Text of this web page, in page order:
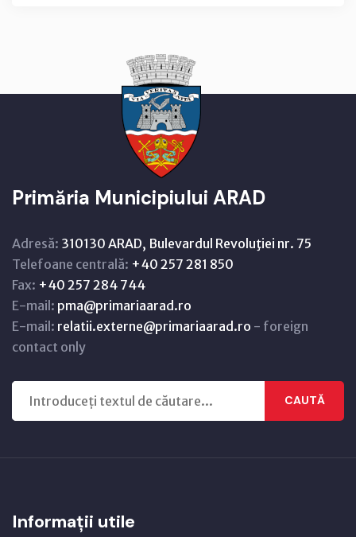
Primăria Municipiului ARAD
Adresă: 310130 ARAD, Bulevardul Revoluţiei nr. 75
Telefoane centrală: +40 257 281 850
Fax: +40 257 284 744
E-mail: pma@primariaarad.ro
E-mail: relatii.externe@primariaarad.ro - foreign
contact only
CAUTĂ
Informații utile